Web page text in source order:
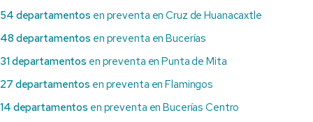
54 departamentos en preventa en Cruz de Huanacaxtle
48 departamentos en preventa en Bucerías
31 departamentos en preventa en Punta de Mita
27 departamentos en preventa en Flamingos
14 departamentos en preventa en Bucerías Centro